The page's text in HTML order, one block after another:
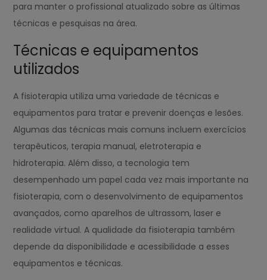
para manter o profissional atualizado sobre as últimas
técnicas e pesquisas na área.
Técnicas e equipamentos
utilizados
A fisioterapia utiliza uma variedade de técnicas e
equipamentos para tratar e prevenir doenças e lesões.
Algumas das técnicas mais comuns incluem exercícios
terapêuticos, terapia manual, eletroterapia e
hidroterapia. Além disso, a tecnologia tem
desempenhado um papel cada vez mais importante na
fisioterapia, com o desenvolvimento de equipamentos
avançados, como aparelhos de ultrassom, laser e
realidade virtual. A qualidade da fisioterapia também
depende da disponibilidade e acessibilidade a esses
equipamentos e técnicas.